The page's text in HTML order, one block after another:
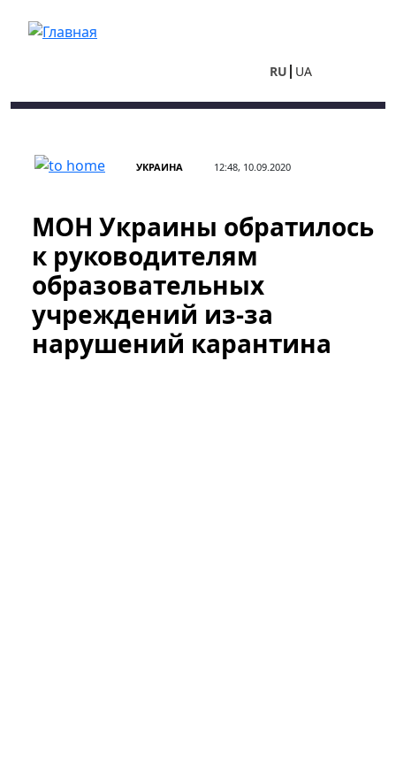
RU UA
УКРАИНА 12:48, 10.09.2020
МОН Украины обратилось
к руководителям
образовательных
учреждений из-за
нарушений карантина